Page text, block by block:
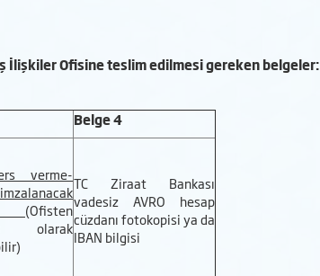
İlişkiler Ofisine teslim edilmesi gereken belgeler:
Belge 4
verme-
(Ofisten
olarak
TC Ziraat Bankası
vadesiz AVRO hesap
cüzdanı fotokopisi ya da
IBAN bilgisi